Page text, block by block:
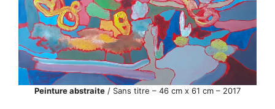
Peinture abstraite / Sans titre – 46 cm x 61 cm – 2017